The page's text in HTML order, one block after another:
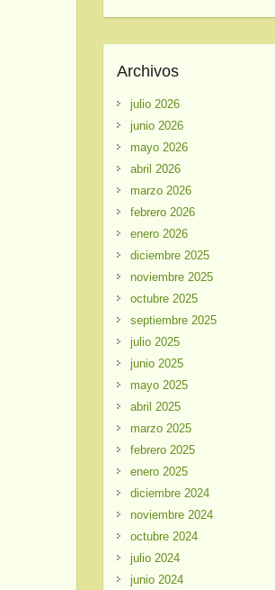
Archivos
julio 2026
junio 2026
mayo 2026
abril 2026
marzo 2026
febrero 2026
enero 2026
diciembre 2025
noviembre 2025
octubre 2025
septiembre 2025
julio 2025
junio 2025
mayo 2025
abril 2025
marzo 2025
febrero 2025
enero 2025
diciembre 2024
noviembre 2024
octubre 2024
julio 2024
junio 2024